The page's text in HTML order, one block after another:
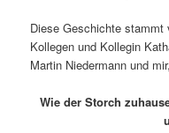
Diese Geschichte
Kollegen und Kollegin
Martin Niedermann und
Wie der Storch